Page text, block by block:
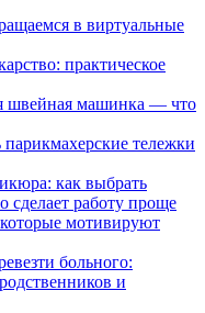
в виртуальные
практическое
швейная машинка — что
тележки
как выбрать
сделает работу проще
мотивируют
больного:
и